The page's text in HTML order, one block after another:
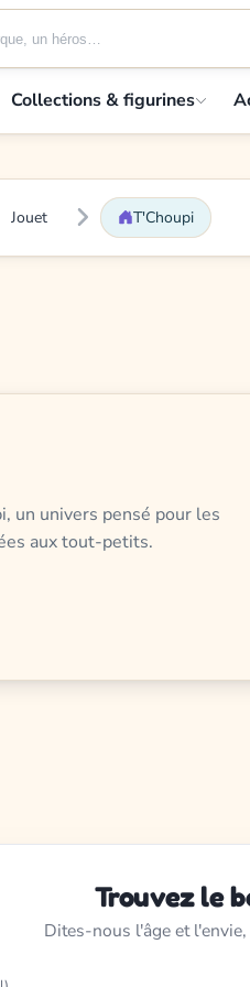
Collections & figurines
Jouet T'Choupi
un univers pensé pour les
aux tout-petits.
Trouvez le
Dites-nous l'âge et